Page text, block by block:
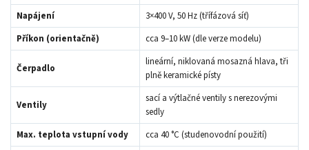
Napájení
3×400 V, 50 Hz (třífázová síť)
Příkon (orientačně)
cca 9–10 kW (dle verze modelu)
Čerpadlo
lineární, niklovaná mosazná hlava, tři
plně keramické písty
Ventily
sací a výtlačné ventily s nerezovými
sedly
Max. teplota vstupní vody
cca 40 °C (studenovodní použití)